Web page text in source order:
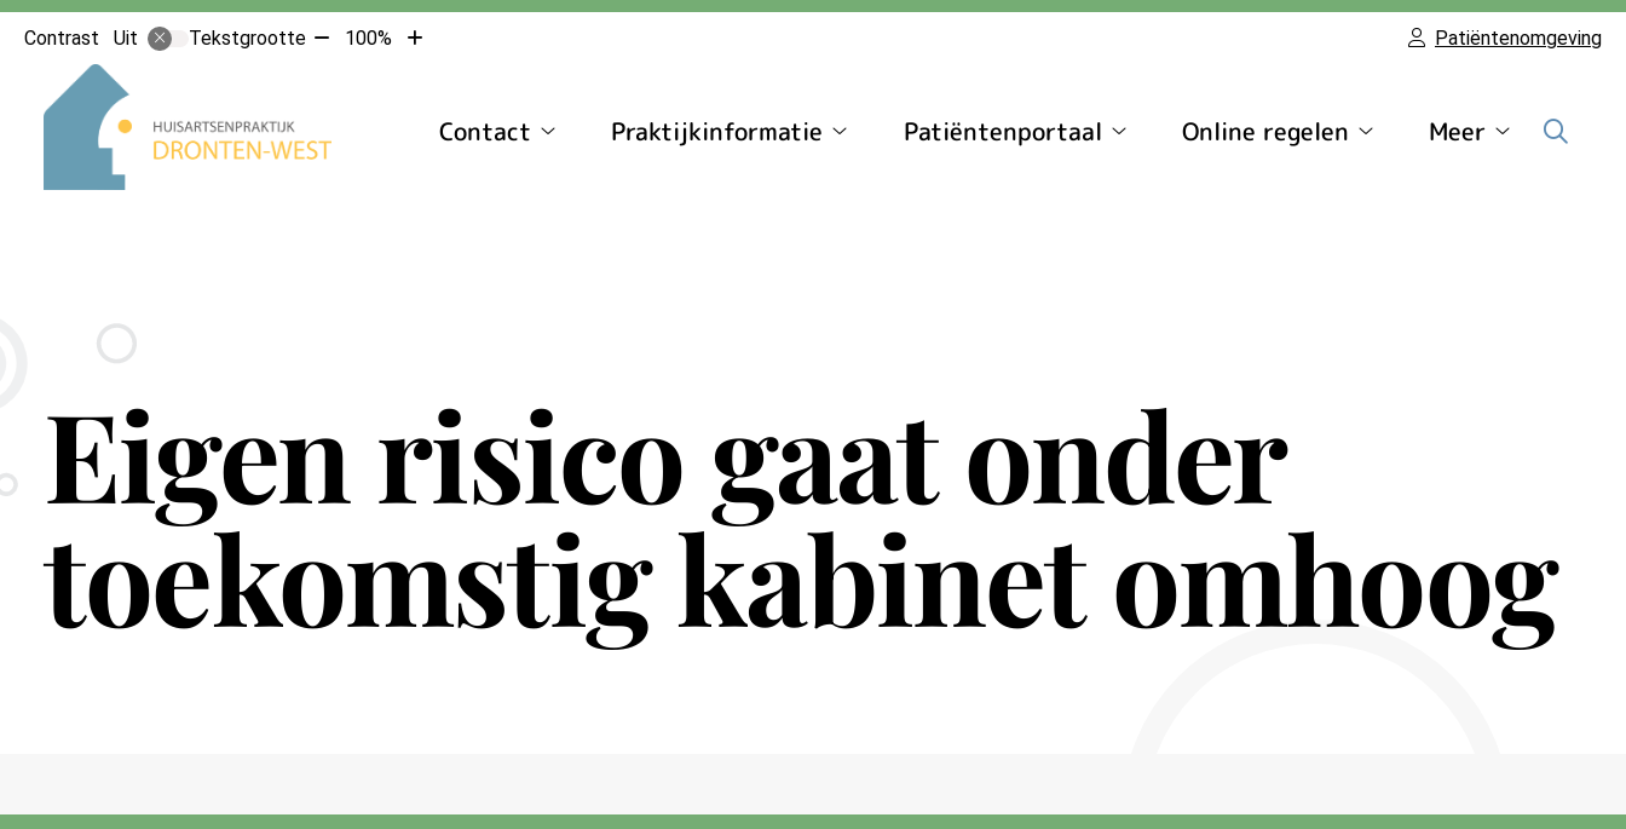
Contrast Uit Tekstgrootte Tekst100%
Tekst
Patiëntenomgeving
Contact Praktijkinformatie Patiëntenportaal Online regelen Meer
Eigen risico gaat onder
toekomstig kabinet omhoog